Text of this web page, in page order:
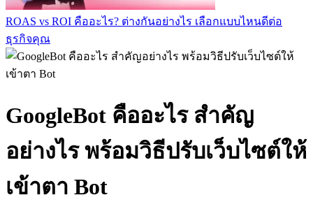
ROAS vs ROI คืออะไร? ต่างกันอย่างไร เลือกแบบไหนดีต่อ
ธุรกิจคุณ
GoogleBot คืออะไร สำคัญ
อย่างไร พร้อมวิธีปรับเว็บไซต์ให้
เข้าตา Bot